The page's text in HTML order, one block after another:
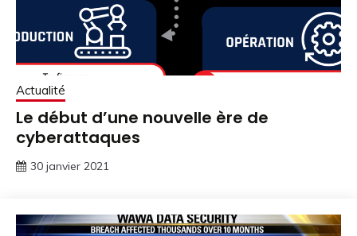
Actualité
Le début d’une nouvelle ère de
cyberattaques
30 janvier 2021